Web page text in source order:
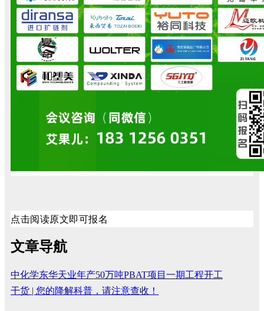
点击阅读原文即可报名
文章导航
中化学东华天业年产50万吨PBAT项目一期工程开工
干货 | 您的降解科普，请注意查收！